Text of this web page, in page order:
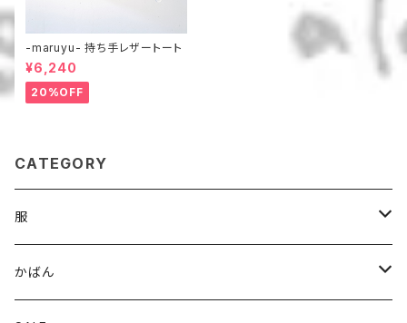
-maruyu- 持ち手レザートート
¥6,240
20%OFF
CATEGORY
服
パンツ
かばん